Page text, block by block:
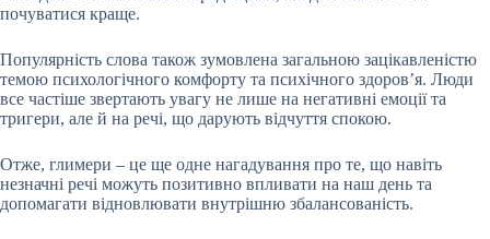
почуватися краще.
Популярність слова також зумовлена загальною зацікавленістю
темою психологічного комфорту та психічного здоров’я. Люди
все частіше звертають увагу не лише на негативні емоції та
тригери, але й на речі, що дарують відчуття спокою.
Отже, глимери – це ще одне нагадування про те, що навіть
незначні речі можуть позитивно впливати на наш день та
допомагати відновлювати внутрішню збалансованість.